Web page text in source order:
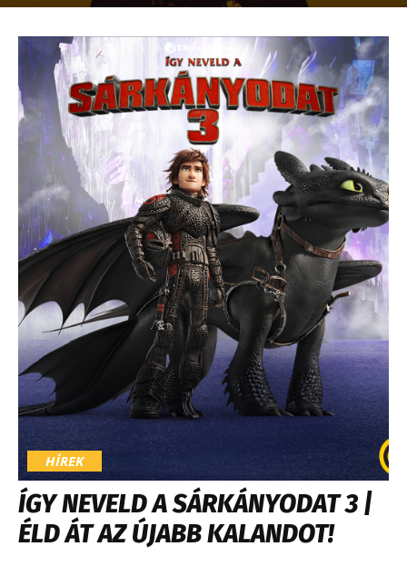
HÍREK
ÍGY NEVELD A SÁRKÁNYODAT 3 |
ÉLD ÁT AZ ÚJABB KALANDOT!